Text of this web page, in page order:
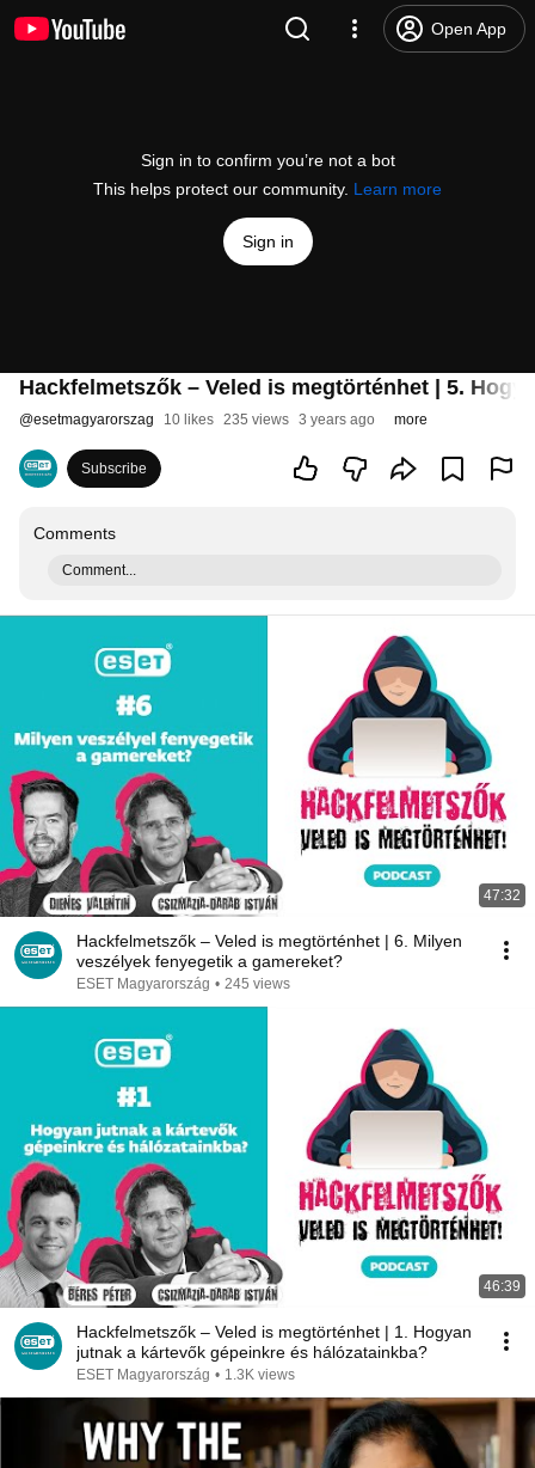
Open App
Sign in to confirm you’re not a bot
This helps protect our community. Learn more
Sign in
Hackfelmetszők – Veled is megtörténhet | 5.
@esetmagyarorszag 10 likes 235 views 3 years ago more
Subscribe
Comments
Comment...
47:32
Hackfelmetszők – Veled is megtörténhet | 6. Milyen
veszélyek fenyegetik a gamereket?
ESET Magyarország • 245 views
46:39
Hackfelmetszők – Veled is megtörténhet | 1. Hogyan
jutnak a kártevők gépeinkre és hálózatainkba?
ESET Magyarország • 1.3K views